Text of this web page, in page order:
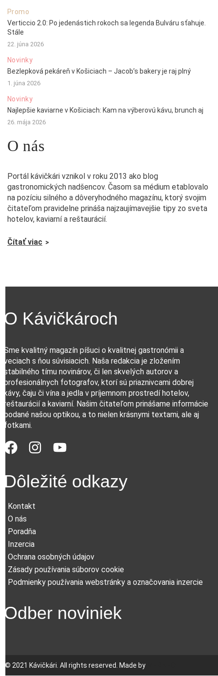
Promo
Verticcio 2.0: Po jedenástich rokoch sa legenda Bulváru sťahuje.
Stále
22. júna 2026
Novinky
Bezlepková pekáreň v Košiciach – Jacob’s bakery je raj plný
1. júna 2026
Novinky
Najlepšie kaviarne v Košiciach: Kam na výberovú kávu, brunch aj
26. mája 2026
O nás
Portál kávičkári vznikol v roku 2013 ako blog
gastronomických nadšencov. Časom sa médium etablovalo
na pozíciu silného a dôveryhodného magazínu, ktorý svojim
čitateľom pravidelne prináša najzaujímavejšie tipy zo sveta
hotelov, kaviarní a reštaurácií.
Čítať viac
O Kávičkároch
Sme kvalitný magazín píšuci o kvalitnej gastronómii a
veciach s ňou súvisiacich. Naša redakcia je zložením
stabilného tímu novinárov, či len skvelých autorov a
profesionálnych fotografov, ktorí sú priaznivcami dobrej
kávy, čaju či vína a jedla v príjemnom prostredí hotelov,
reštaurácií a kaviarní. Našim čitateľom prinášame informácie
podané našou optikou, a to nielen krásnymi textami, ale aj
fotkami.
Dôležité odkazy
Kontakt
O nás
Poradňa
Inzercia
Ochrana osobných údajov
Zásady používania súborov cookie
Podmienky používania webstránky a označovania inzercie
Odber noviniek
© 2021 Kávičkári. All rights reserved. Made by